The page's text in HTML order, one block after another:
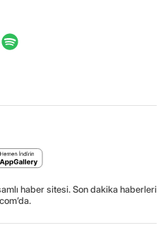
haber sitesi. Son dakika haberleri